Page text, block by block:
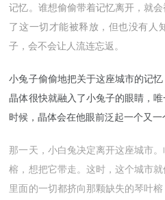
记忆。谁想偷偷带着记忆离开，就
了这一切才能被释放，但也没有人
子，会不会让人流连忘返。
小兔子偷偷地把关于这座城市的记
晶体很快就融入了小兔子的眼睛，
时候，晶体会在他眼前泛起一个又一
那一天，小白兔决定离开这座城市
榕，想把它带走。这时，这个城市
里面的一切都挤向那颗缺失的琴叶